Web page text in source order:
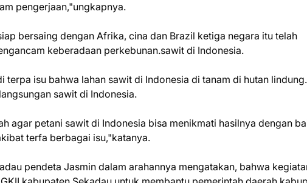
pengerjaan,"ungkapnya.
bersaing dengan Afrika, cina dan Brazil ketiga negara itu telah
keberadaan perkebunan.sawit di Indonesia.
terpa isu bahwa lahan sawit di Indonesia di tanam di hutan
sawit di Indonesia.
agar petani sawit di Indonesia bisa menikmati hasilnya dengan
terfa berbagai isu,"katanya.
pendeta Jasmin dalam arahannya mengatakan, bahwa